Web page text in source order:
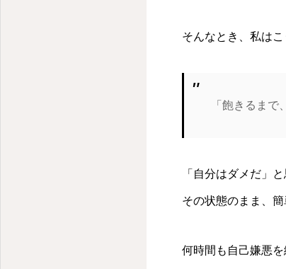
そんなとき、私はこ
「飽きるまで
「自分はダメだ」
その状態のまま、
何時間も自己嫌悪を